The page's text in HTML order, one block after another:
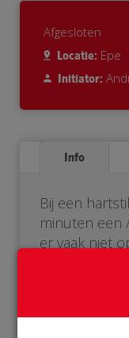
Afgesloten
Locatie: Epe
Initiator:
Info
Bij een
minuten een
er vaak niet
Doneer voor